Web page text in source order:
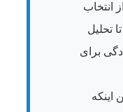
انتخاب
تحلیل
برای
اینکه